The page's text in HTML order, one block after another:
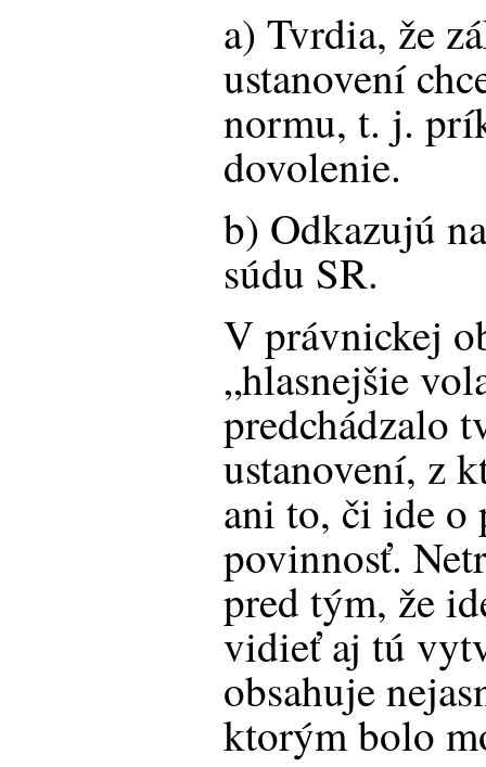
a) Tvrdia, že
ustanovení
normu, t. j.
dovolenie.
b) Odkazujú
súdu SR.
V právnickej
„hlasnejšie
predchádzalo
ustanovení, z
ani to, či ide o
povinnosť.
pred tým, že
vidieť aj tú
obsahuje
ktorým bolo